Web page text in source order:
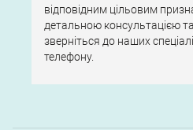
відповідним цільовим
детальною консультацією
зверніться до наших
телефону.